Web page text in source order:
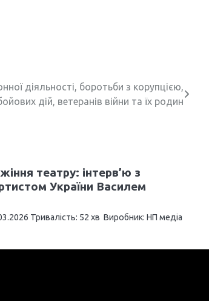
діяльності, боротьби з корупцією,
дій, ветеранів війни та їх родин
театру: інтерв’ю з
України Василем
Тривалість: 52 хв Виробник: НП медіа